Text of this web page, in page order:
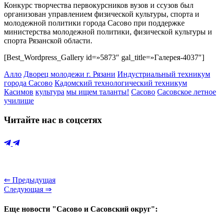
Конкурс творчества первокурсников вузов и ссузов был
организован управлением физической культуры, спорта и
молодежной политики города Сасово при поддержке
министерства молодежной политики, физической культуры и
спорта Рязанской области.
[Best_Wordpress_Gallery id=»5873″ gal_title=»Галерея-4037″]
Алло Дворец молодежи г. Рязани Индустриальный техникум
города Сасово Кадомский технологический техникум
Касимов культура мы ищем таланты! Сасово Сасовское летное
училище
Читайте нас в соцсетях
⇐ Предыдущая
Следующая ⇒
Еще новости "Сасово и Сасовский округ":